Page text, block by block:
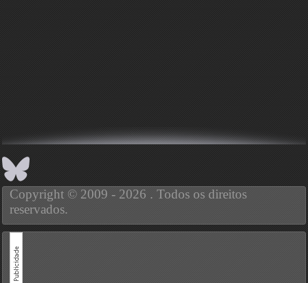
Copyright © 2009 - 2026 . Todos os direitos
reservados.